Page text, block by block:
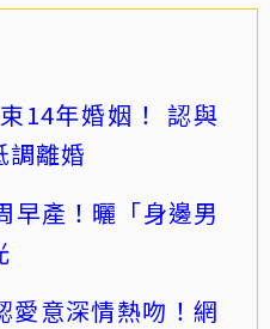
14年婚姻！ 認與
調離婚
早產！曬「身邊男
愛意深情熱吻！網